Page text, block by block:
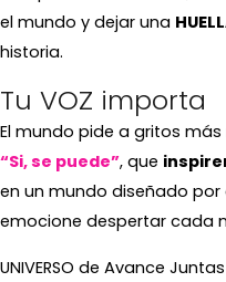
el mundo y dejar una
historia.
Tu VOZ importa
El mundo pide a gritos
“Si, se puede”, que
en un mundo diseñado por
emocione despertar cada
UNIVERSO de Avance Juntas